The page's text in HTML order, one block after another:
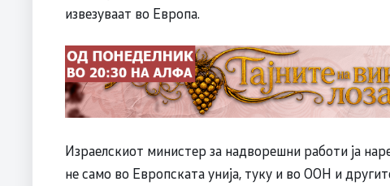
извезуваат во Европа.
Израелскиот министер за надворешни работи ја
не само во Европската унија, туку и во ООН и